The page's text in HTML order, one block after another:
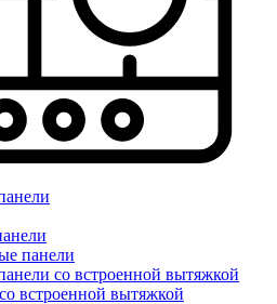
панели
со встроенной вытяжкой
встроенной вытяжкой